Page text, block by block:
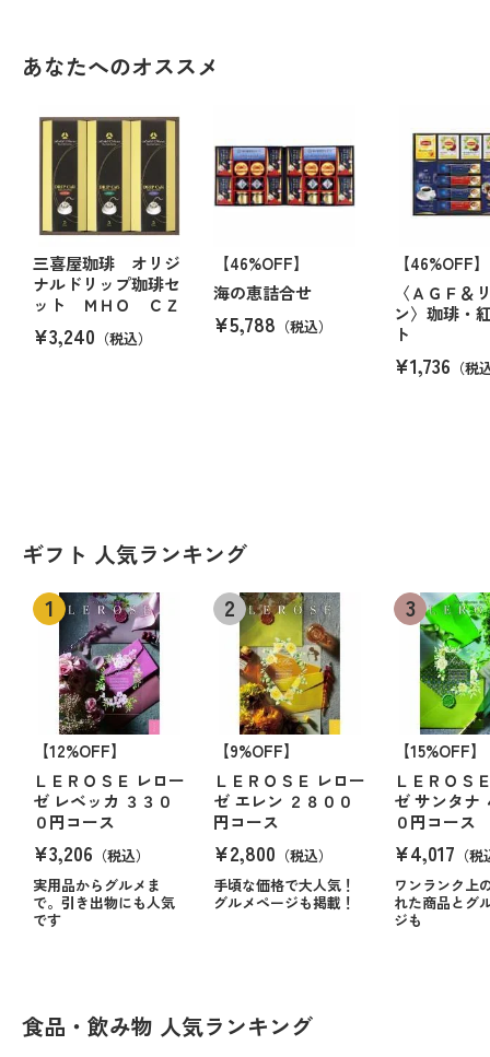
あなたへのオススメ
三喜屋珈琲 オリジ
ナルドリップ珈琲セ
ット ＭＨＯ ＣＺ
¥3,240 （税込）
【46%OFF】
海の恵詰合せ
¥5,788 （税込）
【46%OFF】
〈ＡＧＦ＆
ン〉珈琲・
ト
¥1,736 （税
ギフト 人気ランキング
【12%OFF】
ＬＥＲＯＳＥ レロー
ゼ レベッカ ３３０
０円コース
¥3,206 （税込）
実用品からグルメま
で。引き出物にも人気
です
【9%OFF】
ＬＥＲＯＳＥ レロー
ゼ エレン ２８００
円コース
¥2,800 （税込）
手頃な価格で大人気！
グルメページも掲載！
【15%OFF】
ＬＥＲＯＳ
ゼ サンタナ
０円コース
¥4,017 （
ワンランク上
れた商品とグ
ジも
食品・飲み物 人気ランキング